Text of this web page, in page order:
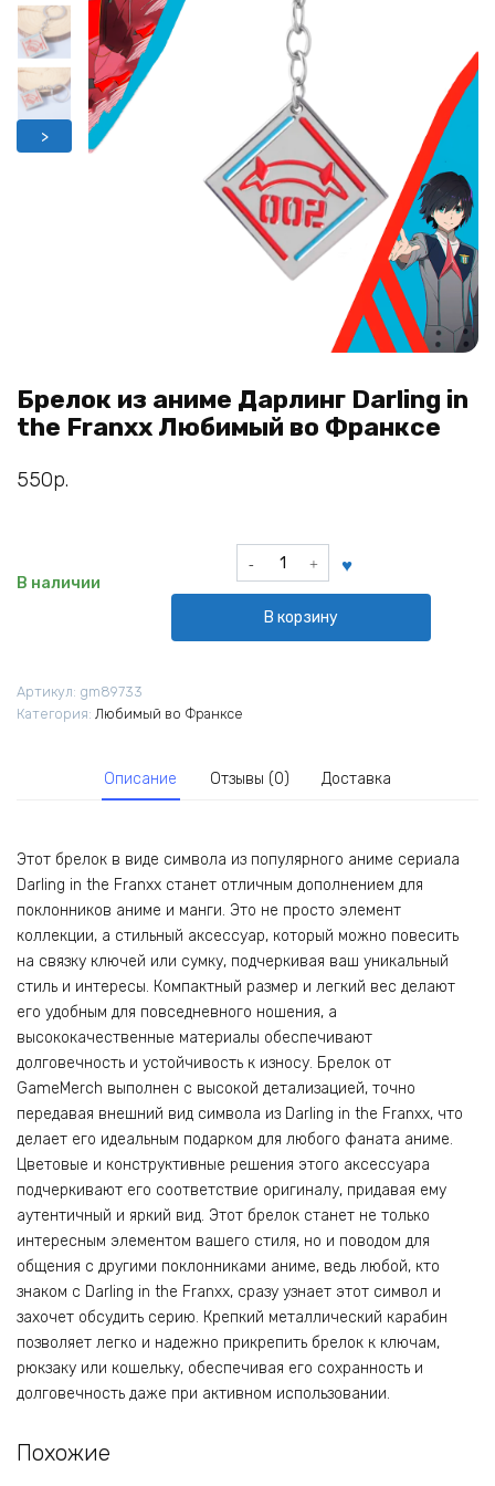
>
Брелок из аниме Дарлинг Darling in
the Franxx Любимый во Франксе
550р.
В наличии
Количество
товара
аниме
in
Любимый
В корзину
Артикул: gm89733
Категория: Любимый во Франксе
Описание Отзывы (0) Доставка
Этот брелок в виде символа из популярного аниме сериала
Darling in the Franxx станет отличным дополнением для
поклонников аниме и манги. Это не просто элемент
коллекции, а стильный аксессуар, который можно повесить
на связку ключей или сумку, подчеркивая ваш уникальный
стиль и интересы. Компактный размер и легкий вес делают
его удобным для повседневного ношения, а
высококачественные материалы обеспечивают
долговечность и устойчивость к износу. Брелок от
GameMerch выполнен с высокой детализацией, точно
передавая внешний вид символа из Darling in the Franxx, что
делает его идеальным подарком для любого фаната аниме.
Цветовые и конструктивные решения этого аксессуара
подчеркивают его соответствие оригиналу, придавая ему
аутентичный и яркий вид. Этот брелок станет не только
интересным элементом вашего стиля, но и поводом для
общения с другими поклонниками аниме, ведь любой, кто
знаком с Darling in the Franxx, сразу узнает этот символ и
захочет обсудить серию. Крепкий металлический карабин
позволяет легко и надежно прикрепить брелок к ключам,
рюкзаку или кошельку, обеспечивая его сохранность и
долговечность даже при активном использовании.
Похожие